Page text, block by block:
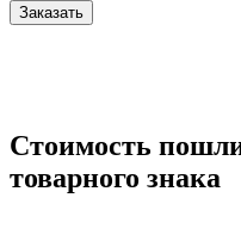
Заказать
Стоимость
товарного знака